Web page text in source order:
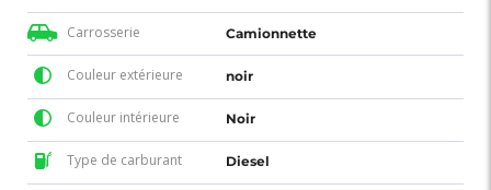
Carrosserie Camionnette
Couleur extérieure noir
Couleur intérieure Noir
Type de carburant Diesel